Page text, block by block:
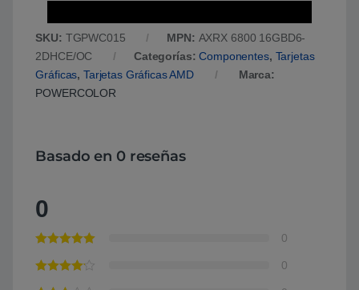
SKU: TGPWC015 MPN: AXRX 6800 16GBD6-
2DHCE/OC
Categorías:Componentes, Tarjetas
Gráficas,Tarjetas Gráficas AMD
Marca:
POWERCOLOR
Basado en 0 reseñas
0
0
0